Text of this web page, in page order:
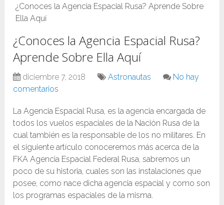
¿Conoces la Agencia Espacial Rusa? Aprende Sobre
Ella Aquí
¿Conoces la Agencia Espacial Rusa?
Aprende Sobre Ella Aquí
diciembre 7, 2018 Astronautas
No hay
comentarios
La Agencia Espacial Rusa, es la agencia encargada de
todos los vuelos espaciales de la Nación Rusa de la
cual también es la responsable de los no militares. En
el siguiente artículo conoceremos más acerca de la
FKA Agencia Espacial Federal Rusa, sabremos un
poco de su historia, cuales son las instalaciones que
posee, como nace dicha agencia espacial y como son
los programas espaciales de la misma.